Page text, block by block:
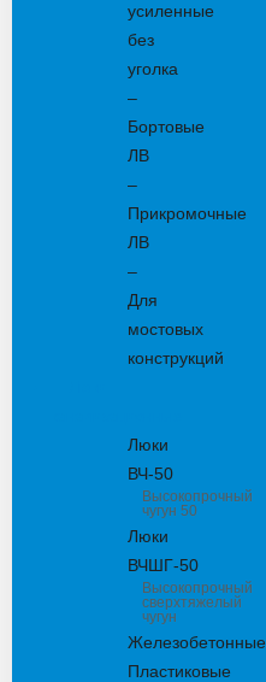
усиленные
без
уголка
–
Бортовые
ЛВ
–
Прикромочные
ЛВ
–
Для
мостовых
конструкций
Люки
ВЧ-50
Высокопрочный
чугун 50
Люки
ВЧШГ-50
Высокопрочный
сверхтяжелый
чугун
Железобетонные
Пластиковые